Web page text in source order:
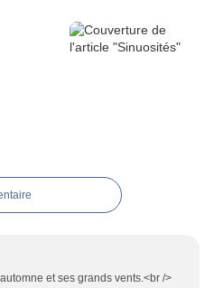
et ses grands vents.<br />